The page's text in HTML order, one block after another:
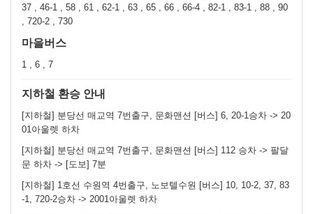
37 , 46-1 , 58 , 61 , 62-1 , 63 , 65 , 66 , 66-4 , 82-1 , 83-1 , 88 , 90
, 720-2 , 730
마을버스
1 , 6 , 7
지하철 환승 안내
[지하철] 분당선 매교역 7번출구, 문화맨션 [버스] 6, 20-1승차 -> 20
01아울렛 하차
[지하철] 분당선 매교역 7번출구, 문화맨션 [버스] 112 승차 -> 팔달
문 하차 -> [도보] 7분
[지하철] 1호선 수원역 4번출구, 노보텔수원 [버스] 10, 10-2, 37, 83
-1, 720-2승차 -> 2001아울렛 하차